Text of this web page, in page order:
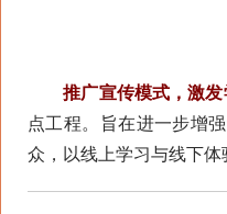
推广宣传模式，激发
点工程。旨在进一步增
众，以线上学习与线下